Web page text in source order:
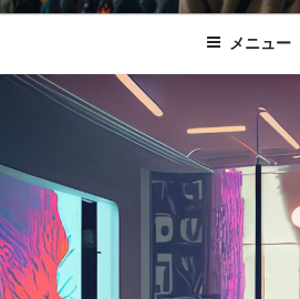
ス
メニュー